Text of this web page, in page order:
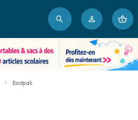
Eastpak